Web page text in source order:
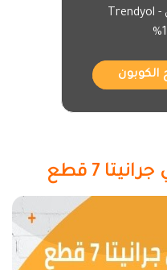
الكوبون ترينديول - Trendyol